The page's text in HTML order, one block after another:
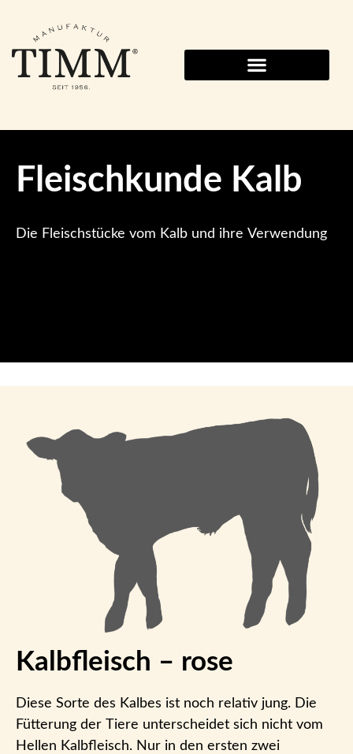
Fleischkunde Kalb
Die Fleischstücke vom Kalb und ihre Verwendung
Kalbfleisch – rose
Diese Sorte des Kalbes ist noch relativ jung. Die
Fütterung der Tiere unterscheidet sich nicht vom
Hellen Kalbfleisch. Nur in den ersten zwei